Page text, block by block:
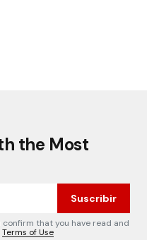
the Most
Suscribir
that you have read and
Terms of Use